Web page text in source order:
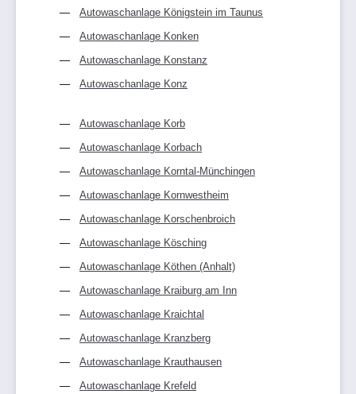
Autowaschanlage Königstein im Taunus
Autowaschanlage Konken
Autowaschanlage Konstanz
Autowaschanlage Konz
Autowaschanlage Korb
Autowaschanlage Korbach
Autowaschanlage Korntal-Münchingen
Autowaschanlage Kornwestheim
Autowaschanlage Korschenbroich
Autowaschanlage Kösching
Autowaschanlage Köthen (Anhalt)
Autowaschanlage Kraiburg am Inn
Autowaschanlage Kraichtal
Autowaschanlage Kranzberg
Autowaschanlage Krauthausen
Autowaschanlage Krefeld